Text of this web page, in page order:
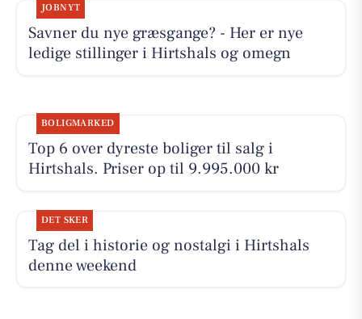
JOBNYT
Savner du nye græsgange? - Her er nye
ledige stillinger i Hirtshals og omegn
BOLIGMARKED
Top 6 over dyreste boliger til salg i
Hirtshals. Priser op til 9.995.000 kr
DET SKER
Tag del i historie og nostalgi i Hirtshals
denne weekend